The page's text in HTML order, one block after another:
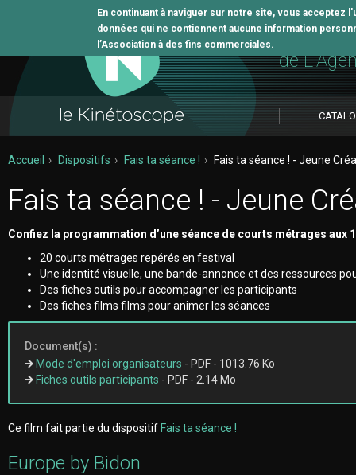
En continuant à naviguer sur notre site, vous
données qui ne contiennent aucune information
l’Association à des fins commerciales. L'outil
de
Accueil Dispositifs Fais ta séance ! Fais ta séance ! - Jeune
Fais ta séance ! - Jeune
Confiez la programmation d’une séance de courts métrages aux
20 courts métrages repérés en festival
Une identité visuelle, une bande-annonce et des ressources
Des fiches outils pour accompagner les participants
Des fiches films films pour animer les séances
Document(s) :
Mode d'emploi organisateurs - PDF - 1013.76 Ko
Fiches outils participants - PDF - 2.14 Mo
Ce film fait partie du dispositif Fais ta séance !
Europe by Bidon